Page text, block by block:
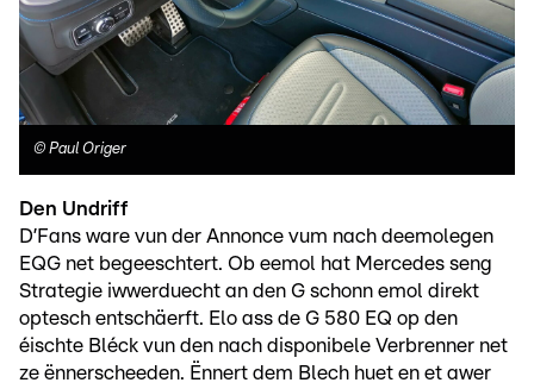
© Paul Origer
Den Undriff
D’Fans ware vun der Annonce vum nach deemolegen
EQG net begeeschtert. Ob eemol hat Mercedes seng
Strategie iwwerduecht an den G schonn emol direkt
optesch entschäerft. Elo ass de G 580 EQ op den
éischte Bléck vun den nach disponibele Verbrenner net
ze ënnerscheeden. Ënnert dem Blech huet en et awer